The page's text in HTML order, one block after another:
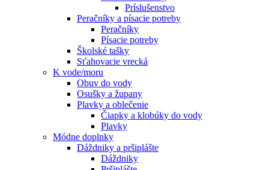
Príslušenstvo
Peračníky a písacie potreby
Peračníky
Písacie potreby
Školské tašky
Sťahovacie vrecká
K vode/moru
Obuv do vody
Osušky a župany
Plavky a oblečenie
Čiapky a klobúky do vody
Plavky
Módne doplnky
Dáždniky a pršiplášte
Dáždniky